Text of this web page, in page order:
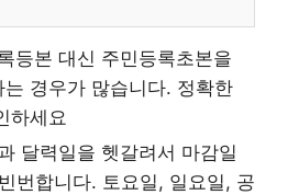
등본 대신 주민등록초본을
경우가 많습니다. 정확한
하세요
달력일을 헷갈려서 마감일
번합니다. 토요일, 일요일, 공